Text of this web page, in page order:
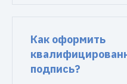
Как оформить
подпись?